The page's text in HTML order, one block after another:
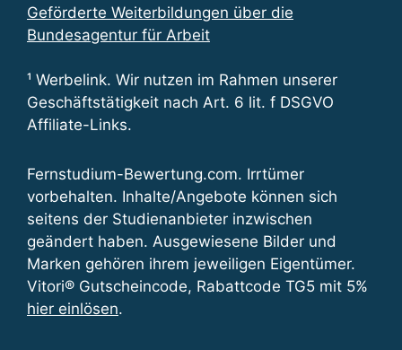
Geförderte Weiterbildungen über die
Bundesagentur für Arbeit
¹ Werbelink. Wir nutzen im Rahmen unserer
Geschäftstätigkeit nach Art. 6 lit. f DSGVO
Affiliate-Links.
Fernstudium-Bewertung.com. Irrtümer
vorbehalten. Inhalte/Angebote können sich
seitens der Studienanbieter inzwischen
geändert haben. Ausgewiesene Bilder und
Marken gehören ihrem jeweiligen Eigentümer.
Vitori® Gutscheincode, Rabattcode TG5 mit 5%
hier einlösen.